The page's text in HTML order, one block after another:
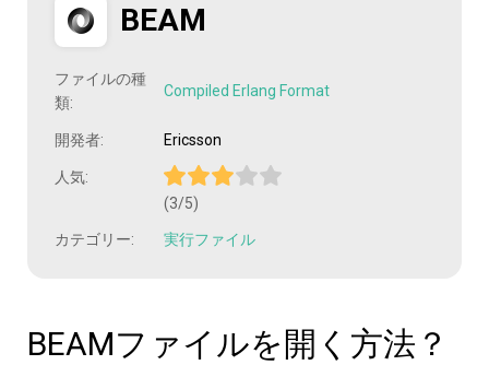
BEAM
ファイルの種
類:
Compiled Erlang Format
開発者: Ericsson
人気:
(3/5)
カテゴリー: 実行ファイル
BEAMファイルを開く方法？